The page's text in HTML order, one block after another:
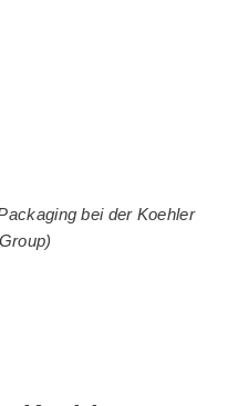
bei der Koehler